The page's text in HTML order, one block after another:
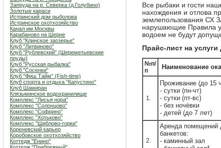
Запруда на р. Северка (д.Голубино)
Золотые караси
Истринский дом рыболова
Истринское охотхозяйство
Канал им.Москвы
Карабаново на Шерне
Клуб "Клинское заозерье"
Клуб "Литвиново"
Клуб "Рублевский" (Шереметьевские
пруды)
Клуб "Русская рыбалка"
Клуб "Сосенки"
Клуб "Фиш Тайм" (Fish-time)
Клуб спорта и отдыха "Капустино"
Клуб Шамиран
Клязьминское водохранилище
Комплекс "Лисья нора"
Комплекс "Солонцово"
Комплекс "Софрино"
Комплекс "Хотьково"
Комплекс "Шиблово-горки"
Кореневский карьер
Коробовское охотхозяйство
Коттедж "Енино"
Все рыбаки и гости
нахождения и отлова
землепользования СХ
нарушающие Правила
водоем не будут
Прайс-лист на
№п/
п
Наименование
1.
Проживание (до 15
- сутки (пн-чт)
- сутки (пт-вс)
- без ночёвки
- детей (до 7 лет)
2.
Аренда помещений
банкетов:
- каминный зал